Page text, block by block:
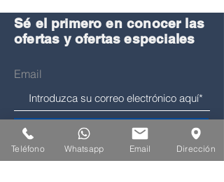
Sé el primero en conocer las
ofertas y ofertas especiales
Email
Suscríbase ahora
Teléfono Whatsapp Email Dirección